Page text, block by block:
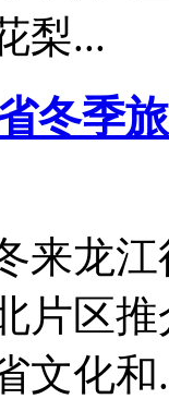
梨...
冬季
来龙
片区
文化和